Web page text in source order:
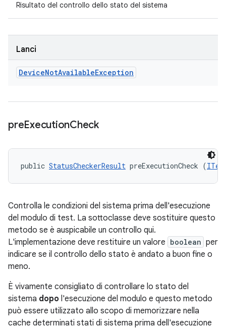
Risultato del controllo dello stato del sistema
Lanci
DeviceNotAvailableException
preExecutionCheck
public StatusCheckerResult preExecutionCheck (
Controlla le condizioni del sistema prima dell'esecuzione
del modulo di test. La sottoclasse deve sostituire questo
metodo se è auspicabile un controllo qui.
L'implementazione deve restituire un valore boolean per
indicare se il controllo dello stato è andato a buon fine o
meno.
È vivamente consigliato di controllare lo stato del
sistema dopo l'esecuzione del modulo e questo metodo
può essere utilizzato allo scopo di memorizzare nella
cache determinati stati di sistema prima dell'esecuzione